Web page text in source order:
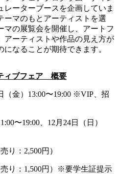
レーターブースを企画していま
ーマのもとアーティストを選
マの展覧会を開催し、アートフ
アーティストや作品の見え方が
なることが期待できます。
ィブフェア 概要
（金）13:00〜19:00 ※VIP、招
〜19:00、12月24日（日）
り：2,500円）
1,500円）※要学生証提示